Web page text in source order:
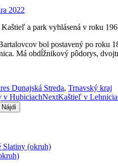
2022
Kaštieľ a park vyhlásená v roku
bol postavený po roku
Má obdĺžnikový pôdorys,
Dunajská Streda, Trnavský kraj
v HubiciachNextKaštieľ v
Slatiny (okruh)